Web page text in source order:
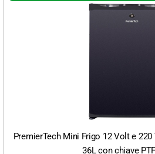
PremierTech Mini Frigo 12 Volt e
36L con chiave